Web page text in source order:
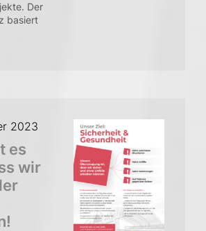
Der
basiert
2023
es
wir